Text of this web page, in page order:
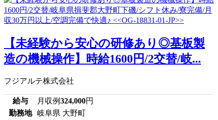
【未経験から安心の研修あり◎基板製
造の機械操作】時給1600円/2交替/岐...
フジアルテ株式会社
給与 月収例324,000円
勤務地
岐阜県 大野町